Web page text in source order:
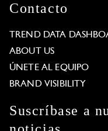
Contacto
TREND DATA
ABOUT US
ÚNETE AL EQUIPO
BRAND VISIBILITY
Suscríbase a